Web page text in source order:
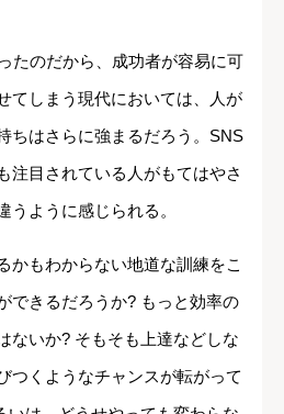
たのだから、成功者が容易に可
てしまう現代においては、人が
ちはさらに強まるだろう。SNS
注目されている人がもてはやさ
うように感じられる。
かもわからない地道な訓練をこ
できるだろうか? もっと効率の
ないか? そもそも上達などしな
つくようなチャンスが転がって